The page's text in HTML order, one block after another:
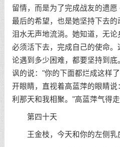
留情，而是为了完成战友的遗
最后的希望，也是她坚持下去
泪水无声地流淌。她知道，无
必须活下去，完成自己的使命
论遇到多少困难，都要坚持到
讽的说："你的下面都烂成这样
开眼睛，直视着高蓝萍的眼睛
利那天和我相聚。"高蓝萍气得走
第四十天
王金枝，今天和你的左侧乳